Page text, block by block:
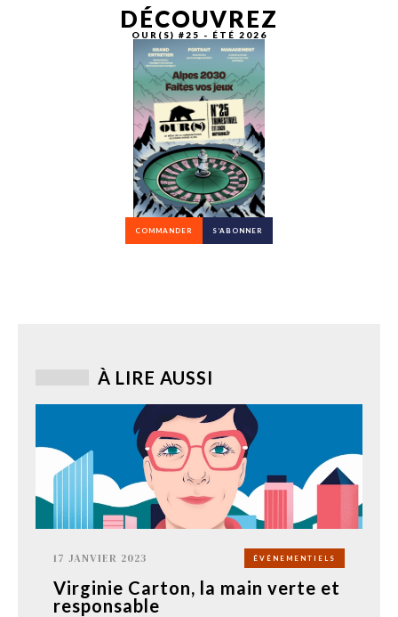
DÉCOUVREZ
OUR(S) #25 - ÉTÉ 2026
COMMANDER S’ABONNER
À LIRE AUSSI
17 JANVIER 2023 ÉVÉNEMENTIELS
Virginie Carton, la main verte et
responsable